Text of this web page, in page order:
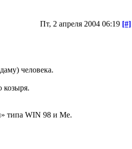
Пт, 2 апреля 2004 06:19 [#]
человека.
козыря.
типа WIN 98 и Ме.